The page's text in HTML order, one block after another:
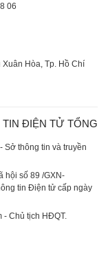
06
Hòa, Tp. Hồ Chí
TIN ĐIỆN TỬ TỔNG
Sở thông tin và truyền
hội số 89 /GXN-
tin Điện tử cấp ngày
Chủ tịch HĐQT.